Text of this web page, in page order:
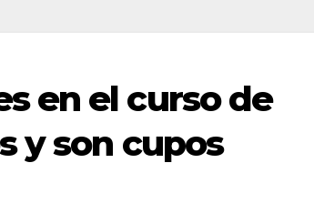
en el curso de
y son cupos